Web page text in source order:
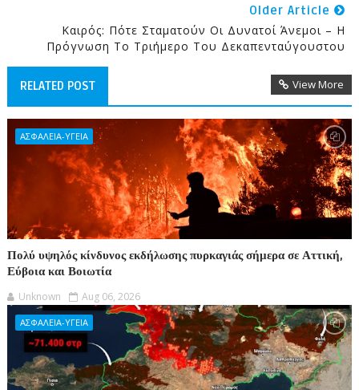
Older Article
Καιρός: Πότε Σταματούν Οι Δυνατοί Άνεμοι – Η
Πρόγνωση Το Τριήμερο Του Δεκαπενταύγουστου
RELATED POST View More
ΑΣΦΑΛΕΙΑ-ΥΓΕΙΑ
Πολύ υψηλός κίνδυνος εκδήλωσης πυρκαγιάς σήμερα σε Αττική,
Εύβοια και Βοιωτία
Unknown Aug 06, 2026
ΑΣΦΑΛΕΙΑ-ΥΓΕΙΑ